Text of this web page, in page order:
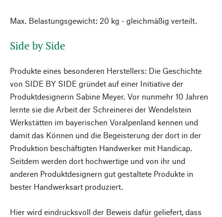
Max. Belastungsgewicht: 20 kg - gleichmäßig verteilt.
Side by Side
Produkte eines besonderen Herstellers: Die Geschichte
von SIDE BY SIDE gründet auf einer Initiative der
Produktdesignerin Sabine Meyer. Vor nunmehr 10 Jahren
lernte sie die Arbeit der Schreinerei der Wendelstein
Werkstätten im bayerischen Voralpenland kennen und
damit das Können und die Begeisterung der dort in der
Produktion beschäftigten Handwerker mit Handicap.
Seitdem werden dort hochwertige und von ihr und
anderen Produktdesignern gut gestaltete Produkte in
bester Handwerksart produziert.
Hier wird eindrucksvoll der Beweis dafür geliefert, dass